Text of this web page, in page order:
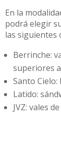
En la
podrá elegir
las siguientes
Berrinche:
superiores
Santo
Latido:
JVZ: vales